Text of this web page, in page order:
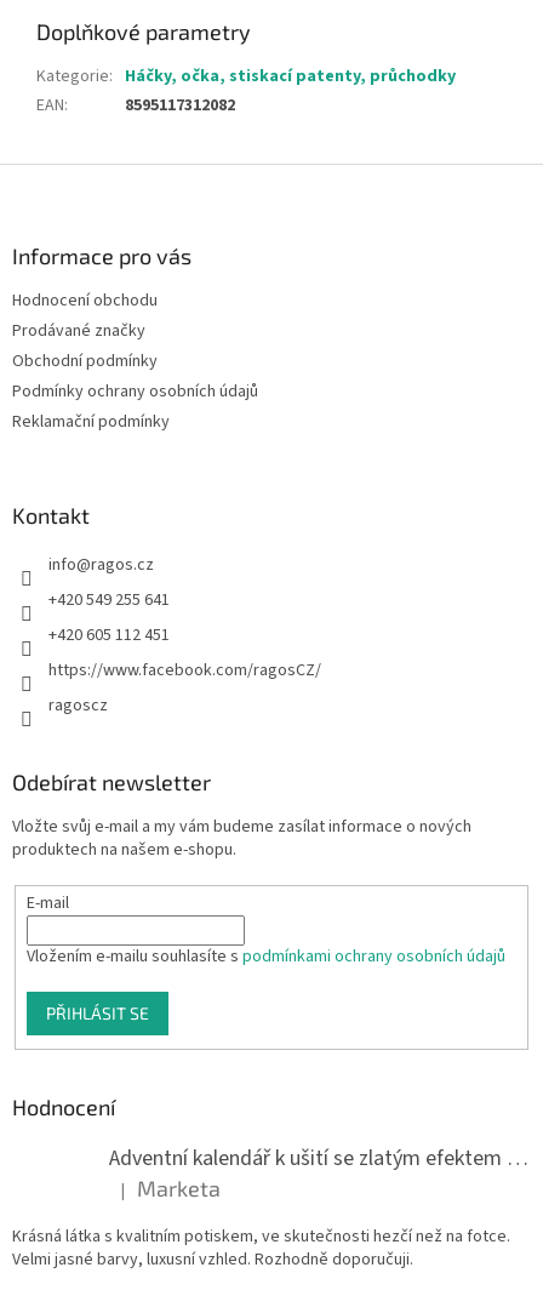
Doplňkové parametry
Kategorie: Háčky, očka, stiskací patenty, průchodky
EAN: 8595117312082
Informace pro vás
Hodnocení obchodu
Prodávané značky
Obchodní podmínky
Podmínky ochrany osobních údajů
Reklamační podmínky
Kontakt
info@ragos.cz
+420 549 255 641
+420 605 112 451
https://www.facebook.com/ragosCZ/
ragoscz
Odebírat newsletter
Vložte svůj e-mail a my vám budeme zasílat informace o nových
produktech na našem e-shopu.
E-mail
Vložením e-mailu souhlasíte s podmínkami ochrany osobních údajů
PŘIHLÁSIT SE
Hodnocení
Adventní kalendář k ušití se zlatým efektem 042Q
Hodnocení produktu je 5 z 5 hvězdiček.
| Marketa
Krásná látka s kvalitním potiskem, ve skutečnosti hezčí než na fotce.
Velmi jasné barvy, luxusní vzhled. Rozhodně doporučuji.